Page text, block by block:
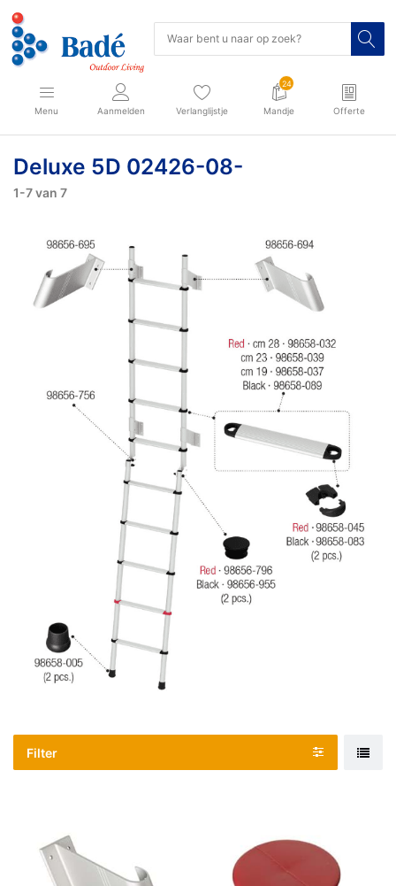
Menu Aanmelden Verlanglijstje
24
Mandje Offerte
Deluxe 5D 02426-08-
1-7van 7
Filter